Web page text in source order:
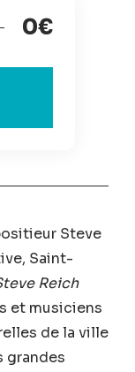
0€
Steve
Saint-
Reich
et musiciens
de la ville
grandes